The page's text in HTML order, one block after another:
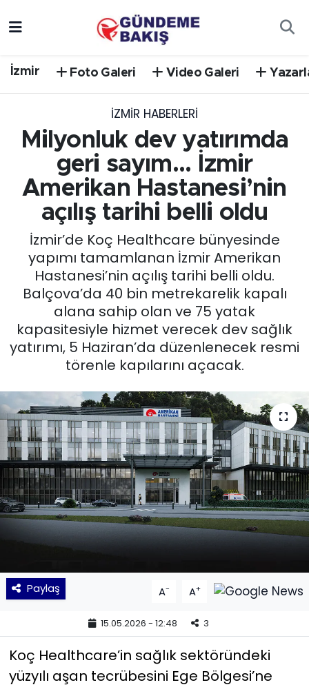
İzmir Foto Galeri Video Galeri
İZMIR HABERLERI
Milyonluk dev yatırımda
geri sayım... İzmir
Amerikan Hastanesi’nin
açılış tarihi belli oldu
İzmir’de Koç Healthcare bünyesinde
yapımı tamamlanan İzmir Amerikan
Hastanesi’nin açılış tarihi belli oldu.
Balçova’da 40 bin metrekarelik kapalı
alana sahip olan ve 75 yatak
kapasitesiyle hizmet verecek dev sağlık
yatırımı, 5 Haziran’da düzenlenecek resmi
törenle kapılarını açacak.
Paylaş A- A+
15.05.2026 - 12:48 3
Koç Healthcare’in sağlık sektöründeki
yüzyılı aşan tecrübesini Ege Bölgesi’ne
EGE
EĞİTİM
EKONOMİ
English News
GÜNCEL
KÜLTÜR SANAT
MAGAZİN
POLİTİKA
SAĞLIK
Siyaset
SPOR
TEKNOLOJİ
Yaşam
YEREL POLİTİKA
YEREL YÖNETİMLER
Trafik Durumu
Süper Lig Puan Durumu ve Fikstür
Tüm Manşetler
Son Dakika Haberleri
Haber Arşivi